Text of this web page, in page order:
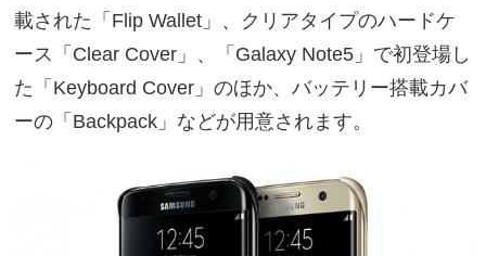
載された「Flip Wallet」、クリアタイプのハードケ
ース「Clear Cover」、「Galaxy Note5」で初登場し
た「Keyboard Cover」のほか、バッテリー搭載カバ
ーの「Backpack」などが用意されます。